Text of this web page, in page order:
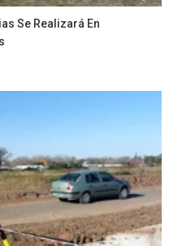
Se Realizará En